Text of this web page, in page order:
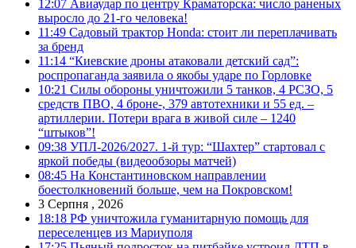
12:07 Авиаудар по центру Краматорска: число раненых
выросло до 21-го человека!
11:49 Садовый трактор Honda: стоит ли переплачивать
за бренд
11:14 “Киевские дроны атаковали детский сад”:
роспропаганда заявила о якобы ударе по Горловке
10:21 Силы обороны уничтожили 5 танков, 4 РСЗО, 5
средств ПВО, 4 броне-, 379 автотехники и 55 ед. –
артиллерии. Потери врага в живой силе – 1240
“штыков”!
09:38 УПЛ-2026/2027. 1-й тур: “Шахтер” стартовал с
яркой победы (видеообзоры матчей)
08:45 На Константиновском направлении
боестолкновений больше, чем на Покровском!
3 Серпня , 2026
18:18 РФ уничтожила гуманитарную помощь для
переселенцев из Мариуполя